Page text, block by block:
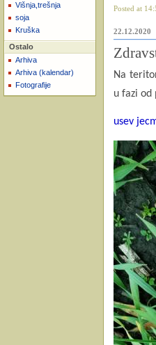
Višnja,trešnja
soja
Kruška
Ostalo
Arhiva
Arhiva (kalendar)
Fotografije
Posted at
22.12.2020
Na
u fazi od
usev